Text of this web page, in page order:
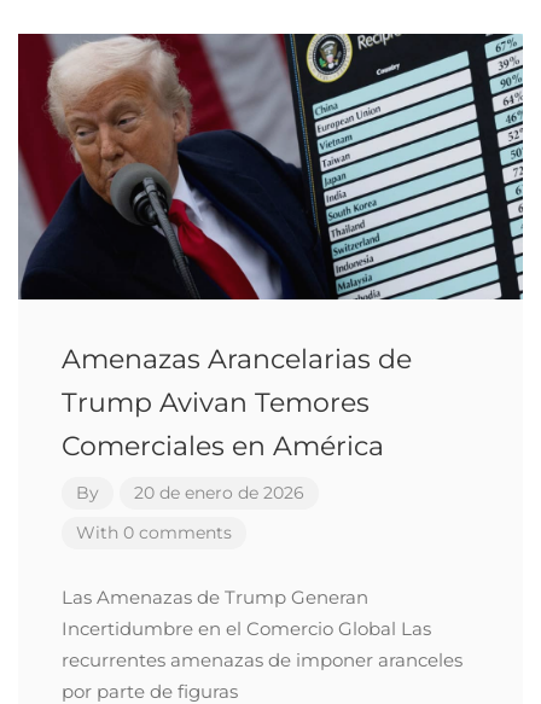
Amenazas Arancelarias de
Trump Avivan Temores
Comerciales en América
By
20 de enero de 2026
With 0 comments
Las Amenazas de Trump Generan
Incertidumbre en el Comercio Global Las
recurrentes amenazas de imponer aranceles
por parte de figuras